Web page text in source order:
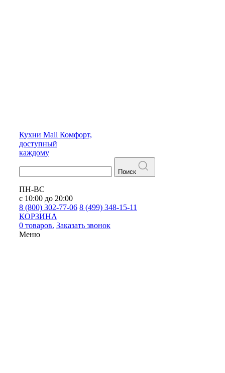
Кухни Mall Комфорт,
доступный
каждому
Поиск
ПН-ВС
с 10:00 до 20:00
8 (800) 302-77-06 8 (499) 348-15-11
КОРЗИНА
0 товаров. Заказать звонок
Меню